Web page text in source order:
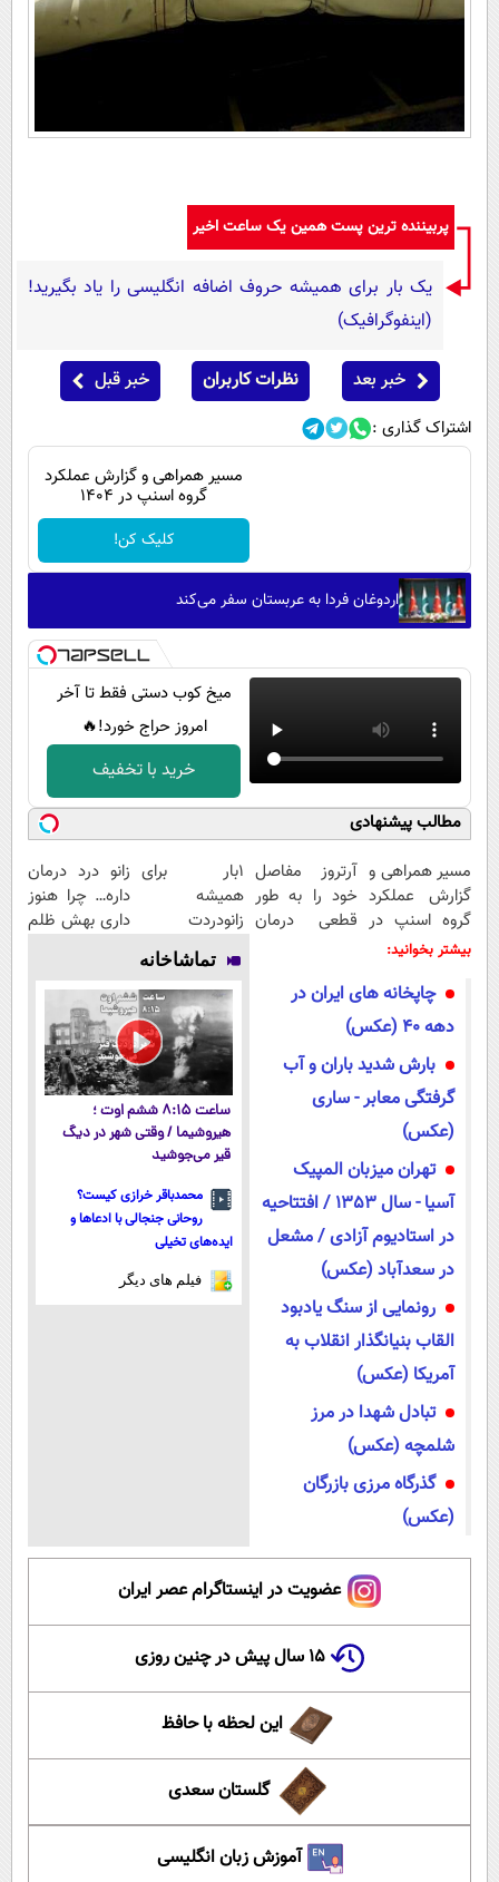
پربیننده ترین پست همین یک ساعت اخیر
یک بار برای همیشه حروف اضافه انگلیسی را یاد بگیرید!
(اینفوگرافیک)
خبر بعد نظرات کاربران خبر قبل
اشتراک گذاری :
مسیر همراهی و گزارش عملکرد
گروه اسنپ در ۱۴۰۴
کلیک کن!
اردوغان فردا به عربستان سفر می‌کند
میخ کوب دستی فقط تا آخر
امروز حراج خورد!🔥
خرید با تخفیف
مطالب پیشنهادی
مسیر همراهی و
گزارش عملکرد
گروه اسنپ در
۱۴۰۴
آرتروز مفاصل
خود را به طور
قطعی درمان
1بار برای
همیشه
زانودردت
رودرمان کن!
(تکنولوژی
آلمان)
◂پرسشنامه▸
زانو درد درمان
داره… چرا هنوز
داری بهش ظلم
بیشتر بخوانید:
چاپخانه های ایران در
دهه 40 (عکس)
بارش شدید باران و آب
گرفتگی معابر - ساری
(عکس)
تهران میزبان المپیک
آسیا - سال 1353 / افتتاحیه
در استادیوم آزادی / مشعل
در سعدآباد (عکس)
رونمایی از سنگ یادبود
القاب بنیانگذار انقلاب به
آمریکا (عکس)
تبادل شهدا در مرز
شلمچه (عکس)
گذرگاه مرزی بازرگان
(عکس)
تماشاخانه
ساعت ۸:۱۵ ششم اوت ؛
هیروشیما / وقتی شهر در دیگ
قیر می‌جوشید
محمدباقر خرازی کیست؟
روحانی جنجالی با ادعاها و
ایده‌های تخیلی
فیلم های دیگر
عضویت در اینستاگرام عصر ایران
۱۵ سال پیش در چنین روزی
این لحظه با حافظ
گلستان سعدی
آموزش زبان انگلیسی